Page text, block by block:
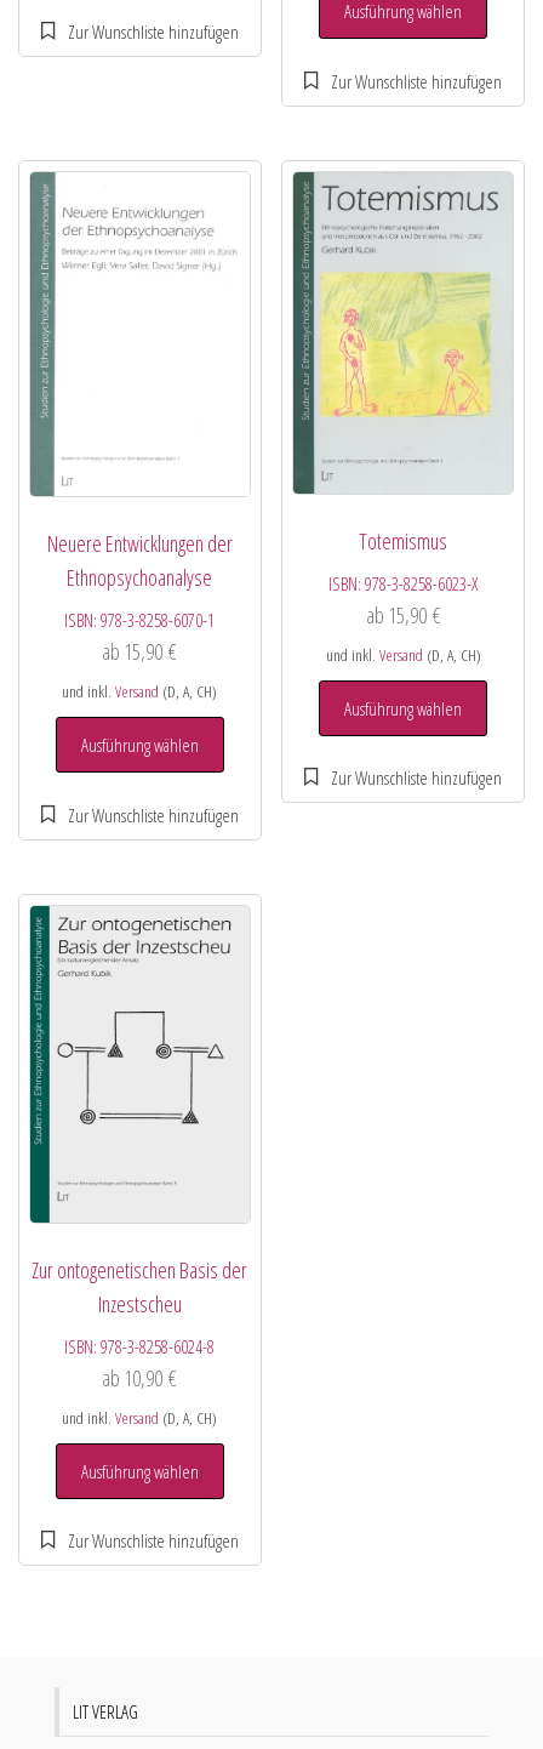
Ausführung wählen
Neuere Entwicklungen der
Ethnopsychoanalyse
ISBN:978-3-8258-6070-1
ab 15,90€
und inkl.Versand (D, A, CH)
Ausführung wählen
Totemismus
ISBN:978-3-8258-6023-X
ab 15,90 €
und inkl. Versand (D, A, CH)
Ausführung wählen
Zur ontogenetischen Basis der
Inzestscheu
ISBN:978-3-8258-6024-8
ab 10,90€
und inkl.Versand (D, A, CH)
Ausführung wählen
LIT VERLAG